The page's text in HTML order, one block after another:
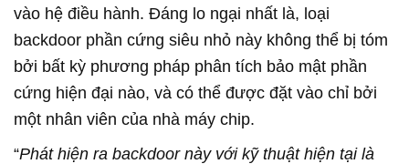
vào hệ điều hành. Đáng lo ngại nhất là, loại
backdoor phần cứng siêu nhỏ này không thể bị tóm
bởi bất kỳ phương pháp phân tích bảo mật phần
cứng hiện đại nào, và có thể được đặt vào chỉ bởi
một nhân viên của nhà máy chip.
“Phát hiện ra backdoor này với kỹ thuật hiện tại là